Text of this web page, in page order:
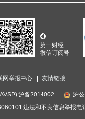
第一财经
微信订阅号
网举报中心 友情链接
沪备2014002
沪
违法和不良信息举报电